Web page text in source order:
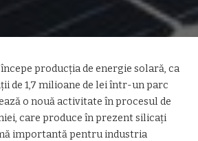
începe producția de energie solară, ca
de 1,7 milioane de lei într-un parc
o nouă activitate în procesul de
care produce în prezent silicați
importantă pentru industria